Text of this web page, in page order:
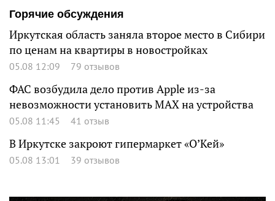
Горячие обсуждения
Иркутская область заняла второе место в Сибири
по ценам на квартиры в новостройках
05.08 12:09 79 отзывов
ФАС возбудила дело против Apple из-за
невозможности установить MAX на устройства
05.08 11:45 41 отзыв
В Иркутске закроют гипермаркет «О’Кей»
05.08 13:01 39 отзывов